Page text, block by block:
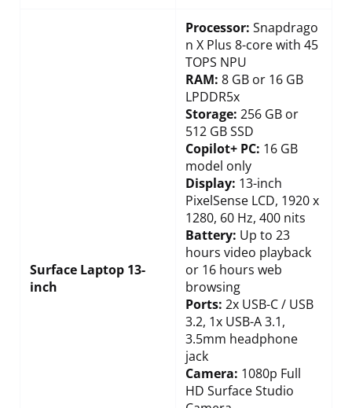
Surface Laptop 13-
inch
Processor: Snapdrago
n X Plus 8-core with 45
TOPS NPU
RAM: 8 GB or 16 GB
LPDDR5x
Storage: 256 GB or
512 GB SSD
Copilot+ PC: 16 GB
model only
Display: 13-inch
PixelSense LCD, 1920 x
1280, 60 Hz, 400 nits
Battery: Up to 23
hours video playback
or 16 hours web
browsing
Ports: 2x USB-C / USB
3.2, 1x USB-A 3.1,
3.5mm headphone
jack
Camera: 1080p Full
HD Surface Studio